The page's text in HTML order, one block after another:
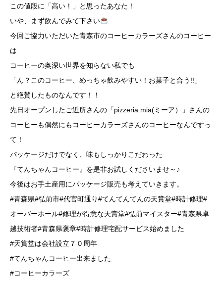
この値段に「高い！」と思ったあなた！
いや、まず飲んでみて下さい
今回ご協力いただいた青森市のコーヒーカラーズさんのコーヒー
は
コーヒーの奥深い世界を知らない私でも
「ん？このコーヒー、めっちゃ飲みやすい！お菓子と合う!!」
と絶賛したものなんです！！
先日オープンしたご近所さんの「pizzeria.mia(ミーア）」さんの
コーヒーも偶然にもコーヒーカラーズさんのコーヒーなんですっ
て！
パッケージだけでなく、味もしっかりこだわった
『てんちゃんコーヒー』を是非お試しくださいませ～♪
今後はお手土産用にパッケージ販売も考えていきます。
#青森県#弘前市#代官町通り#てんてんてんの天賞堂#時計修理#
オーバーホール#修理が得意な天賞堂#弘前マイスター#青森県卓
越技術者#青森県褒章#時計修理宅配サービス始めました
#天賞堂は会社設立７０周年
#てんちゃんコーヒー出来ました
#コーヒーカラーズ